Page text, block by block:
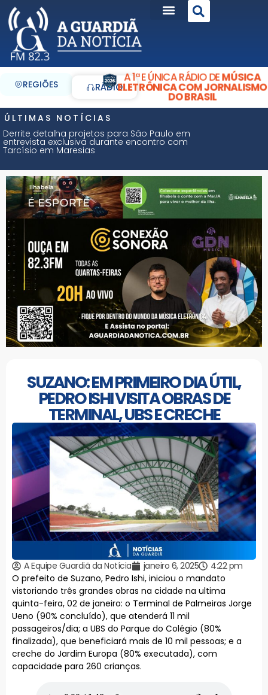
REGIÕES RÁDIO
A 1ª E ÚNICA RÁDIO DEMÚSICA
ELETRÔNICA COM JORNALISMO
DO BRASIL
ÚLTIMAS NOTÍCIAS
Derrite detalha projetos para São Paulo em
entrevista exclusiva durante encontro com
Tarcísio em Maresias
SUZANO: EM PRIMEIRO DIA ÚTIL,
PEDRO ISHI VISITA OBRAS DE
TERMINAL, UBS E CRECHE
A Equipe Guardiã da Notícia janeiro 6, 2025
4:22 pm
O prefeito de Suzano, Pedro Ishi, iniciou o mandato
vistoriando três grandes obras na cidade na ultima
quinta-feira, 02 de janeiro: o Terminal de Palmeiras Jorge
Ueno (90% concluído), que atenderá 11 mil
passageiros/dia; a UBS do Parque do Colégio (80%
finalizada), que beneficiará mais de 10 mil pessoas; e a
creche do Jardim Europa (80% executada), com
capacidade para 260 crianças.